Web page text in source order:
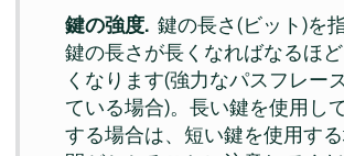
鍵の強度. 鍵の長さ(ビット)を
鍵の長さが長くなればなるほ
くなります(強力なパスフレー
ている場合)。長い鍵を使用し
する場合は、短い鍵を使用す